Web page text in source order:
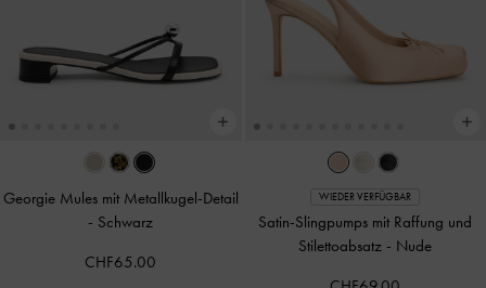
Georgie Mules mit Metallkugel-Detail
- Schwarz
CHF65.00
WIEDER VERFÜGBAR
Satin-Slingpumps mit Raffung und
Stilettoabsatz - Nude